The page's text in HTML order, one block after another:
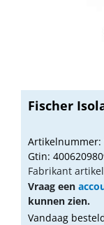
Fischer
Artikelnummer:
Gtin:
Fabrikant
Vraag een
kunnen zien.
Vandaag